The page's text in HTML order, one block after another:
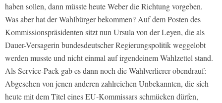
haben sollen, dann müsste heute Weber die Richtung vorgeben.
Was aber hat der Wahlbürger bekommen? Auf dem Posten des
Kommissionspräsidenten sitzt nun Ursula von der Leyen, die als
Dauer-Versagerin bundesdeutscher Regierungspolitik weggelobt
werden musste und nicht einmal auf irgendeinem Wahlzettel stand.
Als Service-Pack gab es dann noch die Wahlverlierer obendrauf:
Abgesehen von jenen anderen zahlreichen Unbekannten, die sich
heute mit dem Titel eines EU-Kommissars schmücken dürfen,